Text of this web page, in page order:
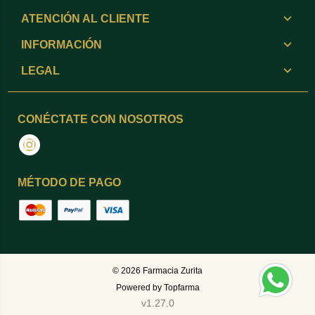
ATENCIÓN AL CLIENTE
INFORMACIÓN
LEGAL
CONÉCTATE CON NOSOTROS
Instagram
MÉTODO DE PAGO
© 2026 Farmacia Zurita
Powered by Topfarma
v1.27.0